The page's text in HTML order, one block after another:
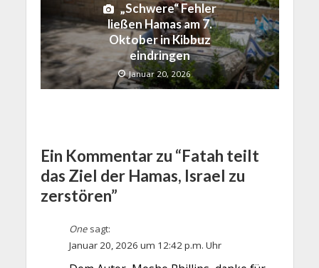
„Schwere“ Fehler
ließen Hamas am 7.
Oktober in Kibbuz
eindringen
Januar 20, 2026
Ein Kommentar zu “Fatah teilt
das Ziel der Hamas, Israel zu
zerstören”
One sagt:
Januar 20, 2026 um 12:42 p.m. Uhr